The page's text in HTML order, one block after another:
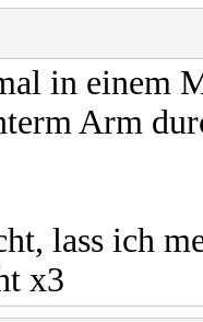
in einem
Arm
lass ich
x3